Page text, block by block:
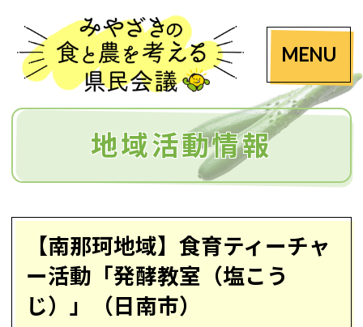
MENU
地域活動情報
【南那珂地域】食育ティーチャ
ー活動「発酵教室（塩こう
じ）」（日南市）